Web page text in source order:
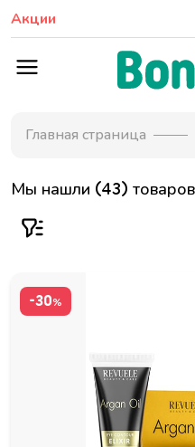
Акции
Главная страница
Мы нашли (43)
-30%